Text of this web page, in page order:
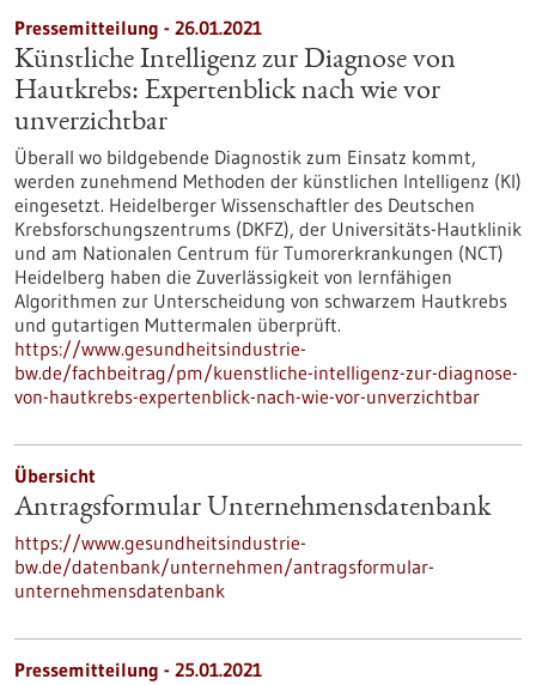
Pressemitteilung - 26.01.2021
Künstliche Intelligenz zur Diagnose von
Hautkrebs: Expertenblick nach wie vor
unverzichtbar
Überall wo bildgebende Diagnostik zum Einsatz kommt,
werden zunehmend Methoden der künstlichen Intelligenz (KI)
eingesetzt. Heidelberger Wissenschaftler des Deutschen
Krebsforschungszentrums (DKFZ), der Universitäts-Hautklinik
und am Nationalen Centrum für Tumorerkrankungen (NCT)
Heidelberg haben die Zuverlässigkeit von lernfähigen
Algorithmen zur Unterscheidung von schwarzem Hautkrebs
und gutartigen Muttermalen überprüft.
https://www.gesundheitsindustrie-
bw.de/fachbeitrag/pm/kuenstliche-intelligenz-zur-diagnose-
von-hautkrebs-expertenblick-nach-wie-vor-unverzichtbar
Übersicht
Antragsformular Unternehmensdatenbank
https://www.gesundheitsindustrie-
bw.de/datenbank/unternehmen/antragsformular-
unternehmensdatenbank
Pressemitteilung - 25.01.2021